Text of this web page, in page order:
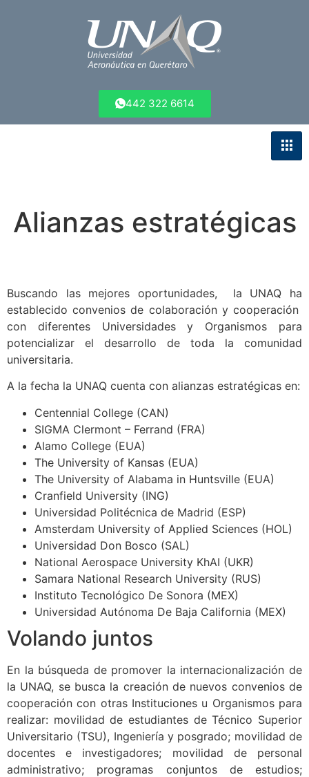
442 322 6614
Alianzas estratégicas
Buscando las mejores oportunidades, la UNAQ ha
establecido convenios de colaboración y cooperación
con diferentes Universidades y Organismos para
potencializar el desarrollo de toda la comunidad
universitaria.
A la fecha la UNAQ cuenta con alianzas estratégicas en:
Centennial College (CAN)
SIGMA Clermont – Ferrand (FRA)
Alamo College (EUA)
The University of Kansas (EUA)
The University of Alabama in Huntsville (EUA)
Cranfield University (ING)
Universidad Politécnica de Madrid (ESP)
Amsterdam University of Applied Sciences (HOL)
Universidad Don Bosco (SAL)
National Aerospace University KhAI (UKR)
Samara National Research University (RUS)
Instituto Tecnológico De Sonora (MEX)
Universidad Autónoma De Baja California (MEX)
Volando juntos
En la búsqueda de promover la internacionalización de
la UNAQ, se busca la creación de nuevos convenios de
cooperación con otras Instituciones u Organismos para
realizar: movilidad de estudiantes de Técnico Superior
Universitario (TSU), Ingeniería y posgrado; movilidad de
docentes e investigadores; movilidad de personal
administrativo; programas conjuntos de estudios;